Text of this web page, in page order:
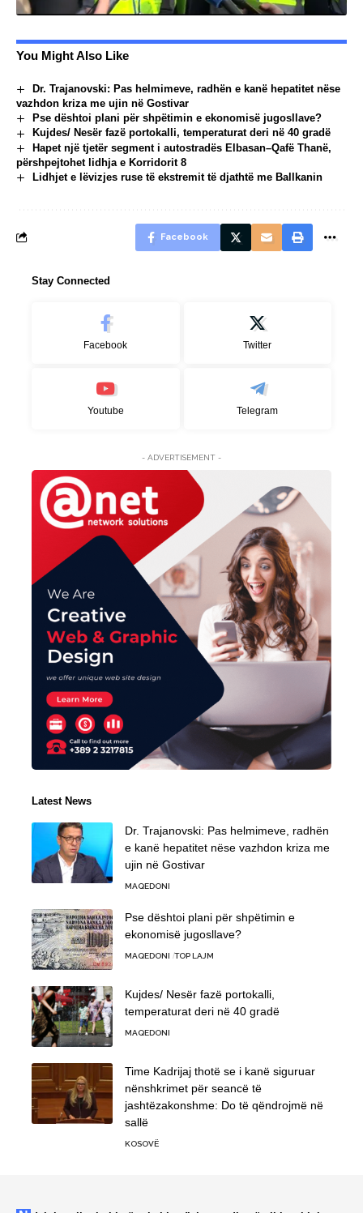
You Might Also Like
Dr. Trajanovski: Pas helmimeve, radhën e kanë hepatitet nëse
vazhdon kriza me ujin në Gostivar
Pse dështoi plani për shpëtimin e ekonomisë jugosllave?
Kujdes/ Nesër fazë portokalli, temperaturat deri në 40 gradë
Hapet një tjetër segment i autostradës Elbasan–Qafë Thanë,
përshpejtohet lidhja e Korridorit 8
Lidhjet e lëvizjes ruse të ekstremit të djathtë me Ballkanin
Facebook
Stay Connected
Facebook Twitter
Youtube Telegram
- ADVERTISEMENT -
Latest News
Dr. Trajanovski: Pas helmimeve, radhën
e kanë hepatitet nëse vazhdon kriza me
ujin në Gostivar
MAQEDONI
Pse dështoi plani për shpëtimin e
ekonomisë jugosllave?
MAQEDONI TOP LAJM
Kujdes/ Nesër fazë portokalli,
temperaturat deri në 40 gradë
MAQEDONI
Time Kadrijaj thotë se i kanë siguruar
nënshkrimet për seancë të
jashtëzakonshme: Do të qëndrojmë në
sallë
KOSOVË